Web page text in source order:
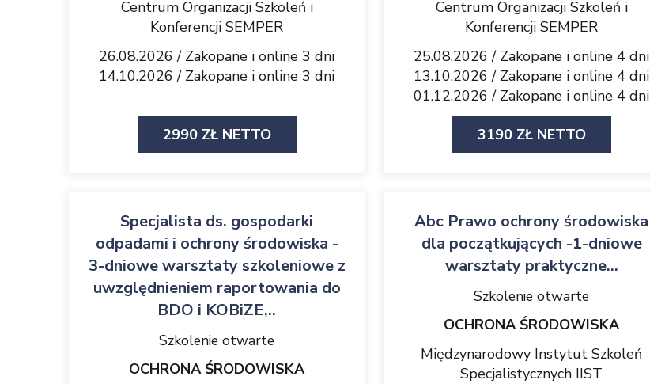
Centrum Organizacji Szkoleń i
Konferencji SEMPER
26.08.2026 / Zakopane i online 3 dni
14.10.2026 / Zakopane i online 3 dni
2990 ZŁ NETTO
Centrum Organizacji Szkoleń i
Konferencji SEMPER
25.08.2026 / Zakopane i online 4 dni
13.10.2026 / Zakopane i online 4 dni
01.12.2026 / Zakopane i online 4 dni
3190 ZŁ NETTO
Specjalista ds. gospodarki
odpadami i ochrony środowiska -
3-dniowe warsztaty szkoleniowe z
uwzględnieniem raportowania do
BDO i KOBiZE,..
Szkolenie otwarte
OCHRONA ŚRODOWISKA
Abc Prawo ochrony środowiska
dla początkujących -1-dniowe
warsztaty praktyczne...
Szkolenie otwarte
OCHRONA ŚRODOWISKA
Międzynarodowy Instytut Szkoleń
Specjalistycznych IIST